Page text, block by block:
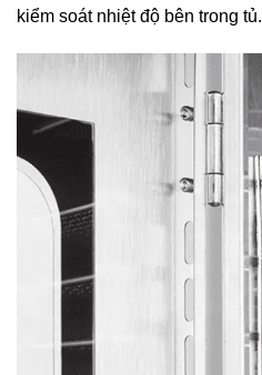
kiểm soát nhiệt độ bên trong tủ.